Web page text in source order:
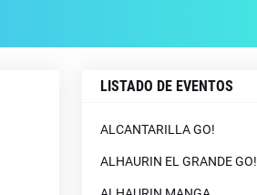
LISTADO DE EVENTOS
ALCANTARILLA GO!
ALHAURIN EL GRANDE GO!